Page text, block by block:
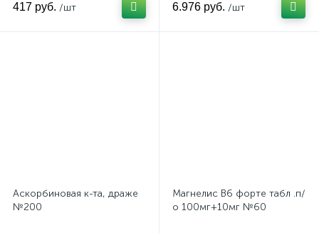
417 руб. /шт 6.976 руб. /шт
Аскорбиновая к-та, драже
№200
Магнелис B6 форте табл .п/
о 100мг+10мг №60